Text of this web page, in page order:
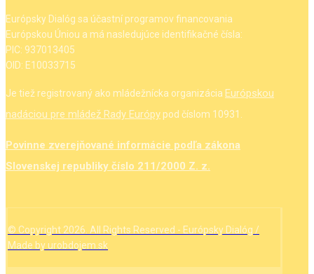
Európsky Dialóg sa účastní programov financovania
Európskou Úniou a má nasledujúce identifikačné čísla:
PIC: 937013405
OID: E10033715
Je tiež registrovaný ako mládežnícka organizácia Európskou
nadáciou pre mládež Rady Európy pod číslom 10931.
Povinne zverejňované informácie podľa zákona
Slovenskej republiky číslo 211/2000 Z. z.
© Copyright 2026. All Rights Reserved - Európsky Dialóg /
Made by urobdojem.sk